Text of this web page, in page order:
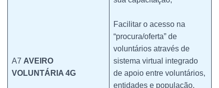
A7 AVEIRO
VOLUNTÁRIA 4G
Facilitar o acesso na
“procura/oferta” de
voluntários através de
sistema virtual integrado
de apoio entre voluntários,
entidades e população,